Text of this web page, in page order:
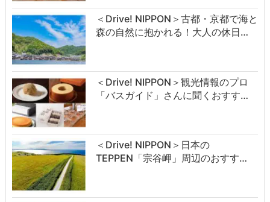
＜Drive! NIPPON＞古都・京都で海と
森の自然に抱かれる！大人の休日…
＜Drive! NIPPON＞観光情報のプロ
「バスガイド」さんに聞くおすす…
＜Drive! NIPPON＞日本の
TEPPEN「宗谷岬」周辺のおすす…